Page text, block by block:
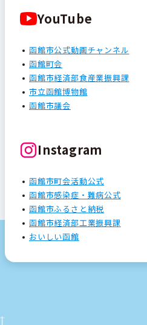
YouTube
函館市公式動画チャンネル
函館町会
函館市経済部食産業振興課
市立函館博物館
函館市議会
Instagram
函館市町会活動公式
函館市感染症・難病公式
函館市ふるさと納税
函館市経済部工業振興課
おいしい函館